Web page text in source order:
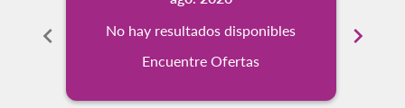
chevron_left
No hay resultados disponibles
Encuentre Ofertas
chevron_right